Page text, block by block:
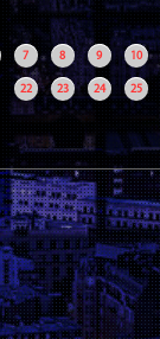
7 8 9 10
22 23 24 25